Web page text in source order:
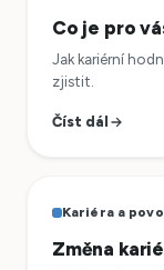
Co je pro
Jak kariérní
zjistit.
Číst dál
Kariéra a
Změna